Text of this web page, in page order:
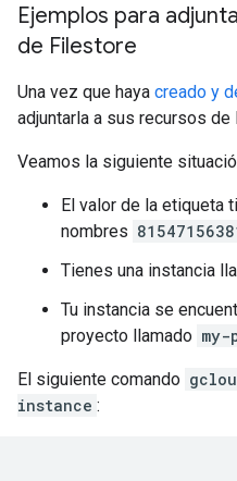
Ejemplos para
de Filestore
Una vez que haya creado y
adjuntarla a sus recursos de
Veamos la siguiente
El valor de la etiqueta
nombres
Tienes una instancia
Tu instancia se
proyecto llamado
El siguiente comando
instance :